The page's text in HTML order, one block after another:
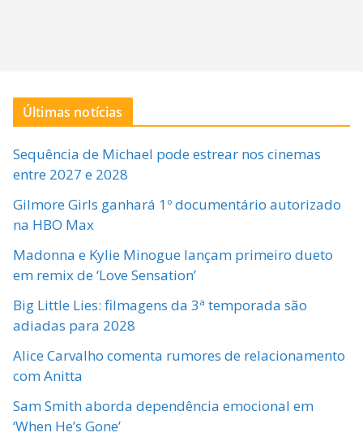
Últimas notícias
Sequência de Michael pode estrear nos cinemas
entre 2027 e 2028
Gilmore Girls ganhará 1º documentário autorizado
na HBO Max
Madonna e Kylie Minogue lançam primeiro dueto
em remix de ‘Love Sensation’
Big Little Lies: filmagens da 3ª temporada são
adiadas para 2028
Alice Carvalho comenta rumores de relacionamento
com Anitta
Sam Smith aborda dependência emocional em
‘When He’s Gone’